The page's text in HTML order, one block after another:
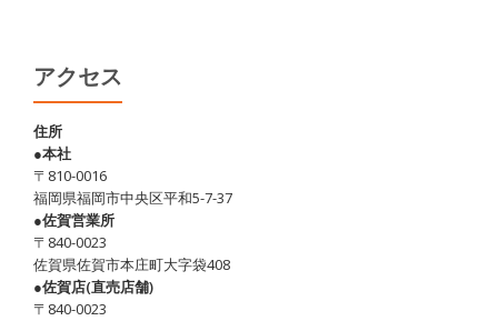
アクセス
住所
●本社
〒810-0016
福岡県福岡市中央区平和5-7-37
●佐賀営業所
〒840-0023
佐賀県佐賀市本庄町大字袋408
●佐賀店(直売店舗)
〒840-0023